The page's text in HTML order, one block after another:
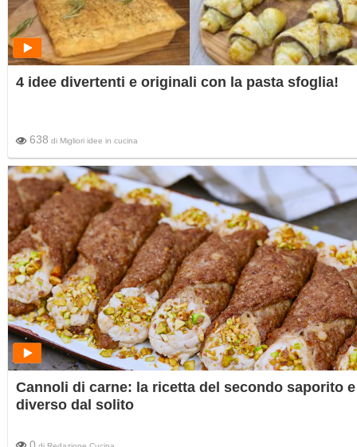
4 idee divertenti e originali con la pasta sfoglia!
638 di Migliori idee in cucina
Cannoli di carne: la ricetta del secondo saporito e
diverso dal solito
0